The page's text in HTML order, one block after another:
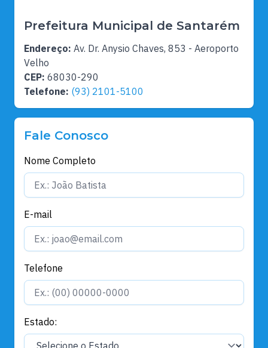
Prefeitura Municipal de Santarém
Endereço: Av. Dr. Anysio Chaves, 853 - Aeroporto
Velho
CEP: 68030-290
Telefone: (93) 2101-5100
Fale Conosco
Nome Completo
E-mail
Telefone
Estado: